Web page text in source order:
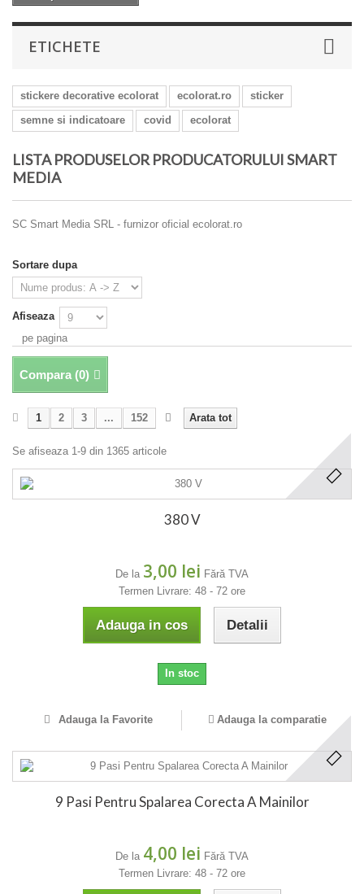
ETICHETE
stickere decorative ecolorat ecolorat.ro
sticker
semne si indicatoare
covid ecolorat
LISTA PRODUSELOR PRODUCATORULUI SMART
MEDIA
SC Smart Media SRL - furnizor oficial ecolorat.ro
Sortare dupa
Afiseaza
pe pagina
Compara (0)
Arata tot
1 2 3 ... 152
Se afiseaza 1-9 din 1365 articole
380 V
De la 3,00 lei Fără TVA
Termen Livrare: 48 - 72 ore
Adauga in cos Detalii
In stoc
Adauga la Favorite Adauga la comparatie
9 Pasi Pentru Spalarea Corecta A Mainilor
De la 4,00 lei Fără TVA
Termen Livrare: 48 - 72 ore